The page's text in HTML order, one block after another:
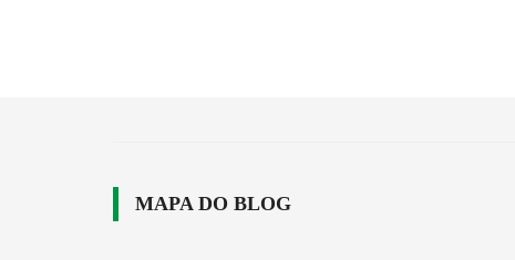
MAPA DO BLOG